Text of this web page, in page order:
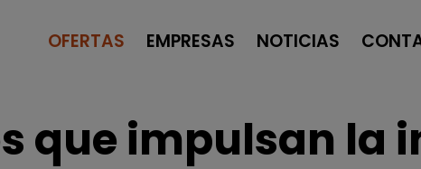
OFERTAS EMPRESAS NOTICIAS
que impulsan la